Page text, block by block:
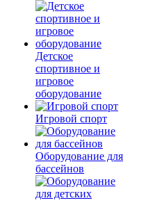
Детское
спортивное и
игровое
оборудование
Игровой спорт
Оборудование для
бассейнов